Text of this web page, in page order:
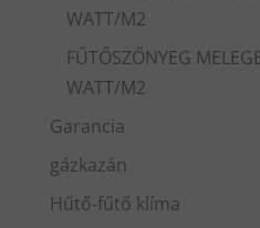
WATT/M2
FŰTŐSZŐNYEG
WATT/M2
Garancia
gázkazán
Hűtő-fűtő klíma